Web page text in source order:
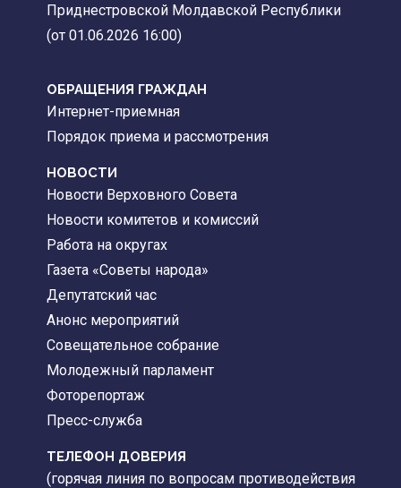
Приднестровской Молдавской Республики
(от 01.06.2026 16:00)
ОБРАЩЕНИЯ ГРАЖДАН
Интернет-приемная
Порядок приема и рассмотрения
НОВОСТИ
Новости Верховного Совета
Новости комитетов и комиссий
Работа на округах
Газета «Советы народа»
Депутатский час
Анонс мероприятий
Совещательное собрание
Молодежный парламент
Фоторепортаж
Пресс-служба
ТЕЛЕФОН ДОВЕРИЯ
(горячая линия по вопросам противодействия